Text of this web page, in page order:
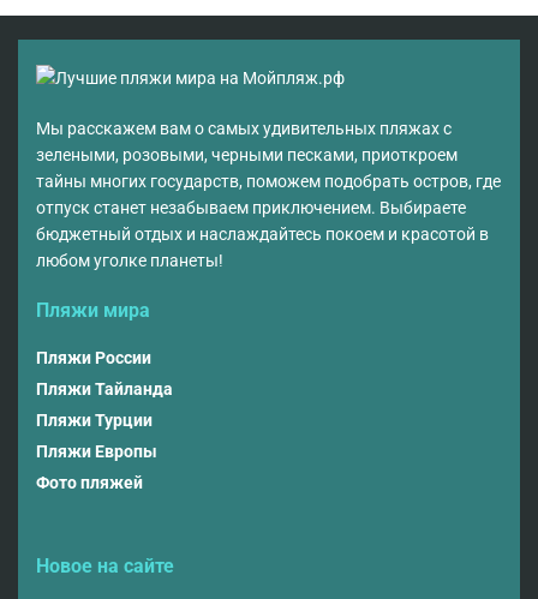
Мы расскажем вам о самых удивительных пляжах с
зелеными, розовыми, черными песками, приоткроем
тайны многих государств, поможем подобрать остров, где
отпуск станет незабываем приключением. Выбираете
бюджетный отдых и наслаждайтесь покоем и красотой в
любом уголке планеты!
Пляжи мира
Пляжи России
Пляжи Тайланда
Пляжи Турции
Пляжи Европы
Фото пляжей
Новое на сайте